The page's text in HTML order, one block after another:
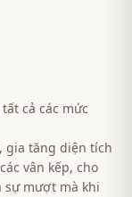
cả các mức
gia tăng diện tích
vân kếp, cho
sự mượt mà khi